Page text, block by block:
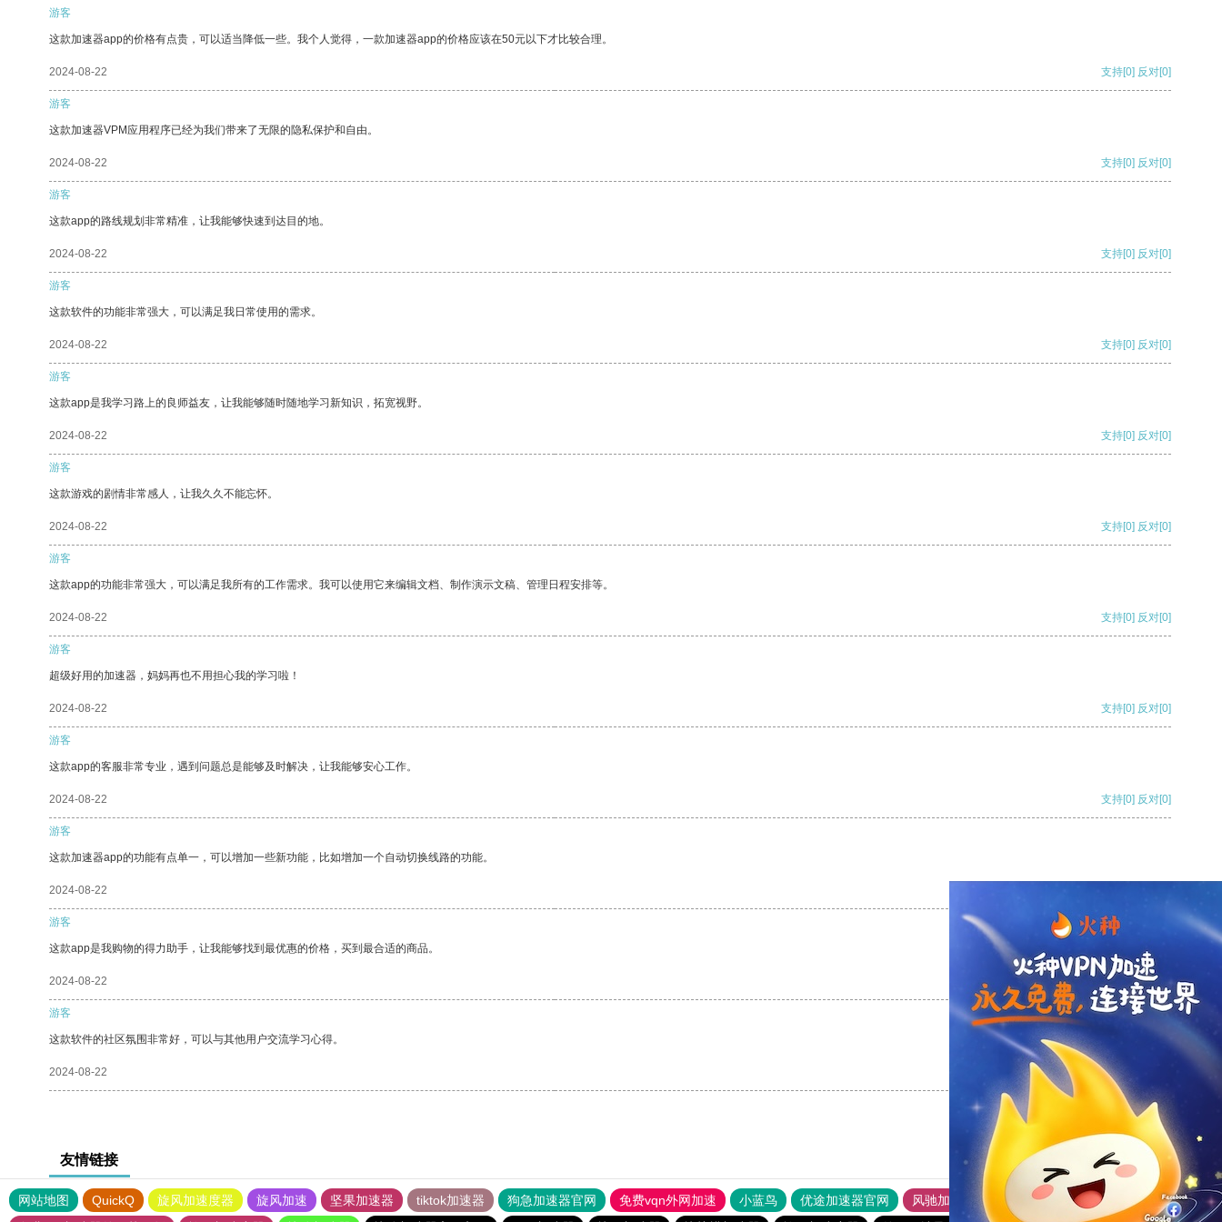
游客
这款加速器app的价格有点贵，可以适当降低一些。我个人觉得，一款加速器app的价格应该在50元以下才比较合理。
2024-08-22 支持[0] 反对[0]
游客
这款加速器VPM应用程序已经为我们带来了无限的隐私保护和自由。
2024-08-22 支持[0] 反对[0]
游客
这款app的路线规划非常精准，让我能够快速到达目的地。
2024-08-22 支持[0] 反对[0]
游客
这款软件的功能非常强大，可以满足我日常使用的需求。
2024-08-22 支持[0] 反对[0]
游客
这款app是我学习路上的良师益友，让我能够随时随地学习新知识，拓宽视野。
2024-08-22 支持[0] 反对[0]
游客
这款游戏的剧情非常感人，让我久久不能忘怀。
2024-08-22 支持[0] 反对[0]
游客
这款app的功能非常强大，可以满足我所有的工作需求。我可以使用它来编辑文档、制作演示文稿、管理日程安排等。
2024-08-22 支持[0] 反对[0]
游客
超级好用的加速器，妈妈再也不用担心我的学习啦！
2024-08-22 支持[0] 反对[0]
游客
这款app的客服非常专业，遇到问题总是能够及时解决，让我能够安心工作。
2024-08-22 支持[0] 反对[0]
游客
这款加速器app的功能有点单一，可以增加一些新功能，比如增加一个自动切换线路的功能。
2024-08-22
游客
这款app是我购物的得力助手，让我能够找到最优惠的价格，买到最合适的商品。
2024-08-22 支持 [0] 反对 [0]
游客
这款软件的社区氛围非常好，可以与其他用户交流学习心得。
2024-08-22 支持
友情链接
网站地图 QuickQ 旋风加速度器 旋风加速 坚果加速器 tiktok加速器 狗急加速器官网 免费vqn外网加速 小蓝鸟 优途加速器官网 风驰加速器
旋风加速器